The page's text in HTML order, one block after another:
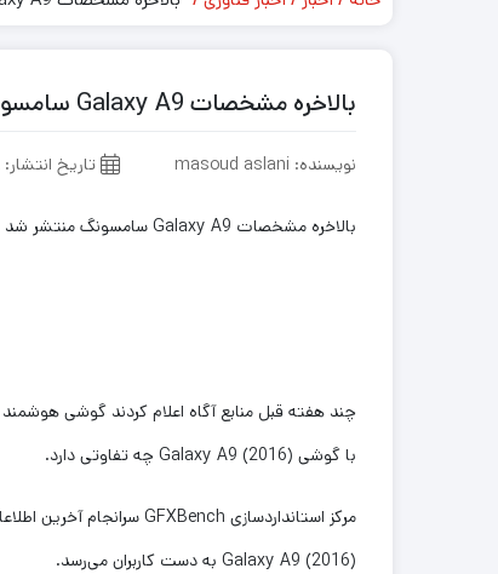
بالاخره مشخصات Galaxy A9 سامسونگ منتشر شد
نویسنده: masoud aslani تاریخ انتشار: ۱۹ بهمن ۱۳۹۴
بالاخره مشخصات Galaxy A9 سامسونگ منتشر شد
با گوشی Galaxy A9 (2016) چه تفاوتی دارد.
Galaxy A9 (2016) به دست کاربران می‌رسد.